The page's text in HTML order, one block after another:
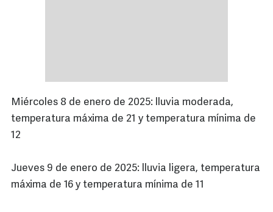
Miércoles 8 de enero de 2025: lluvia moderada,
temperatura máxima de 21 y temperatura mínima de
12
Jueves 9 de enero de 2025: lluvia ligera, temperatura
máxima de 16 y temperatura mínima de 11